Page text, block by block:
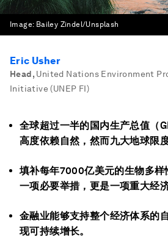
Image: Bailey Zindel/Unsplash
Eric Usher
Head, United Nations Environment
Initiative (UNEP FI)
全球超过一半的国内生产总值（
高度依赖自然，然而九大地球限
填补每年7000亿美元的生物多样
一项必要举措，更是一项重大经济
金融业能够支持整个经济体系的
现可持续增长。